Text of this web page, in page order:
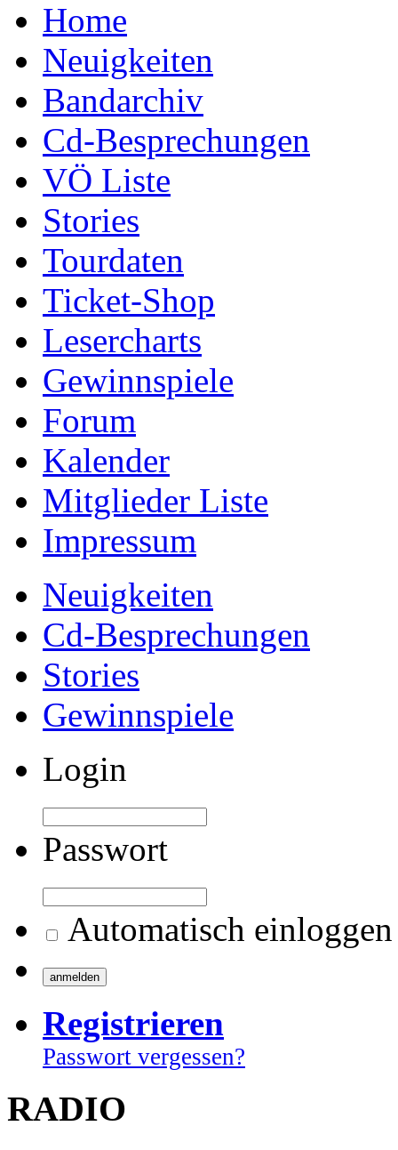
Home
Neuigkeiten
Bandarchiv
Cd-Besprechungen
VÖ Liste
Stories
Tourdaten
Ticket-Shop
Lesercharts
Gewinnspiele
Forum
Kalender
Mitglieder Liste
Impressum
Neuigkeiten
Cd-Besprechungen
Stories
Gewinnspiele
Login
Passwort
Automatisch einloggen
Registrieren
Passwort vergessen?
RADIO